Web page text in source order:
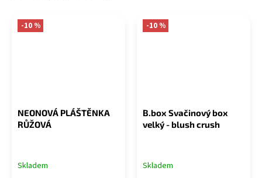
-10 %
NEONOVÁ PLÁŠTĚNKA
RŮŽOVÁ
Skladem
-10 %
B.box Svačinový box
velký - blush crush
Skladem